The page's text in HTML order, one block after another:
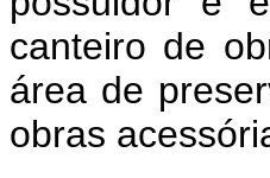
canteiro de
área de
obras